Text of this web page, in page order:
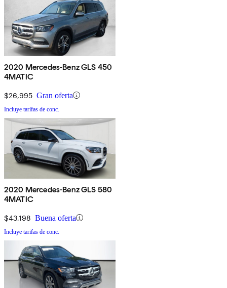
2020 Mercedes-Benz GLS 450
4MATIC
$26,995 Gran oferta
Incluye tarifas de conc.
2020 Mercedes-Benz GLS 580
4MATIC
$43,198 Buena oferta
Incluye tarifas de conc.